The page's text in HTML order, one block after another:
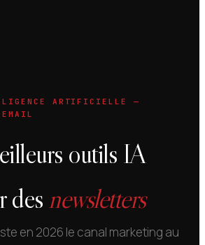
ARTIFICIELLE —
outils IA
desnewsletters
en 2026 le canal marketing au